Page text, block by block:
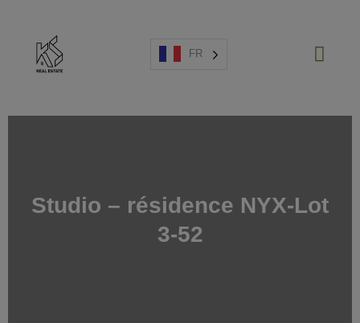
FR
Studio – résidence NYX-Lot
3-52
PROJETS NEUFS
VENTE